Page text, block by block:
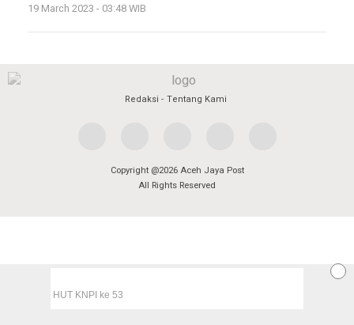
HUT KNPI ke 53
19 March 2023 - 03:48 WIB
Redaksi Tentang Kami
Copyright @2026 Aceh Jaya Post
All Rights Reserved